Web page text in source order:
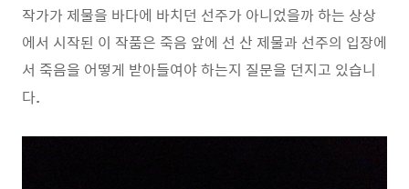
작가가 제물을 바다에 바치던 선주가 아니었을까 하는 상상
에서 시작된 이 작품은 죽음 앞에 선 산 제물과 선주의 입장에
서 죽음을 어떻게 받아들여야 하는지 질문을 던지고 있습니
다.